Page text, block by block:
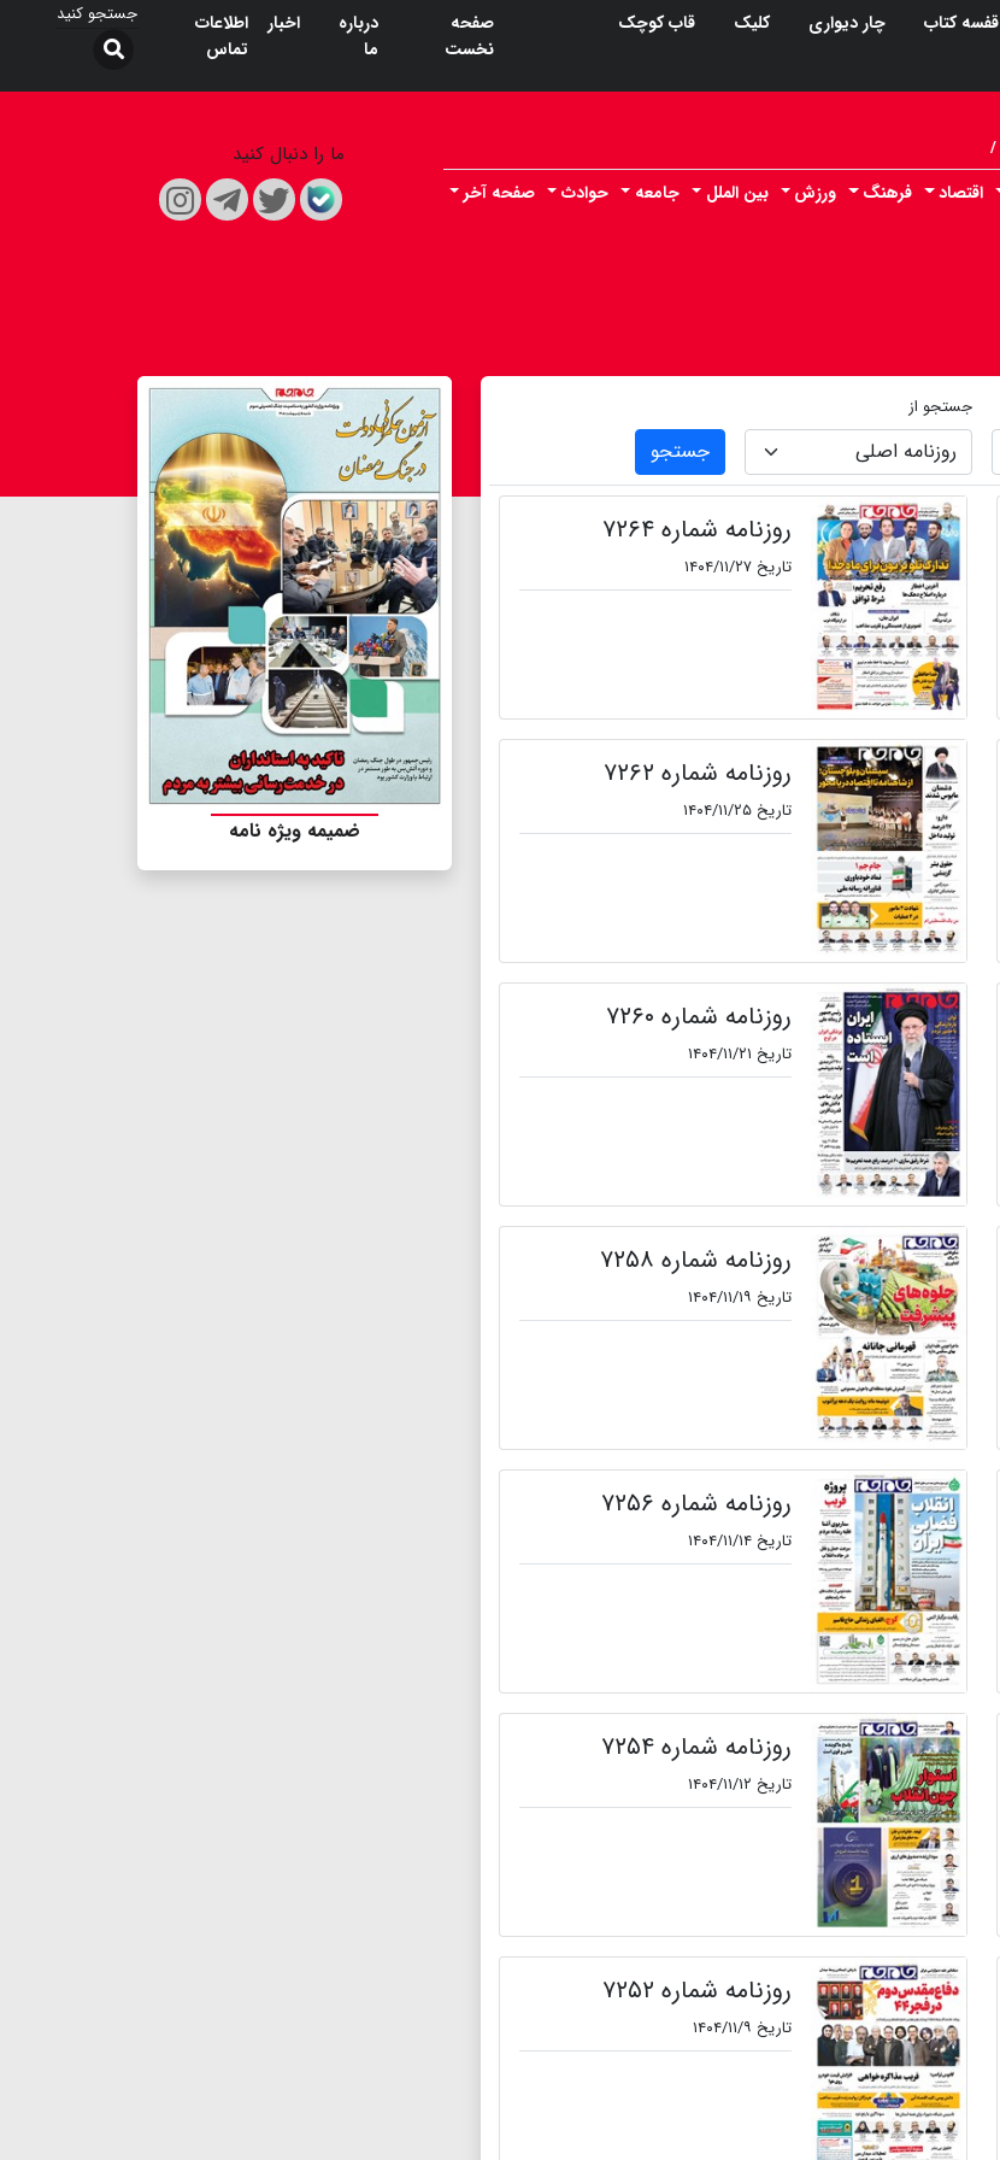
قفسه کتاب چار دیواری کلیک
قاب کوچک
صفحه
نخست
درباره
ما
اخبار
اطلاعات
تماس
/
اقتصاد فرهنگ ورزش بین الملل جامعه حوادث صفحه آخر
ما را دنبال کنید
جستجو از
جستجو
روزنامه شماره ۷۲۶۴
تاریخ ۱۴۰۴/۱۱/۲۷
روزنامه شماره ۷۲۶۲
تاریخ ۱۴۰۴/۱۱/۲۵
روزنامه شماره ۷۲۶۰
تاریخ ۱۴۰۴/۱۱/۲۱
روزنامه شماره ۷۲۵۸
تاریخ ۱۴۰۴/۱۱/۱۹
روزنامه شماره ۷۲۵۶
تاریخ ۱۴۰۴/۱۱/۱۴
روزنامه شماره ۷۲۵۴
تاریخ ۱۴۰۴/۱۱/۱۲
روزنامه شماره ۷۲۵۲
تاریخ ۱۴۰۴/۱۱/۹
ضمیمه ویژه نامه